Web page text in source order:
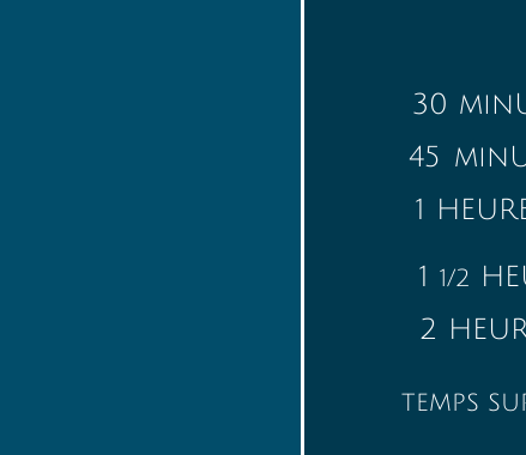
30
45
1
1 1/2
2
TEMPS